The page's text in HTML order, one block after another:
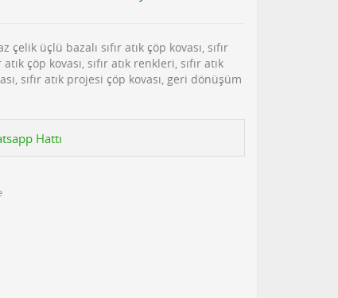
çelik üçlü bazalı sıfır atık çöp kovası, sıfır
atık çöp kovası, sıfır atık renkleri, sıfır atık
sıfır atık projesi çöp kovası, geri dönüşüm
Hattı